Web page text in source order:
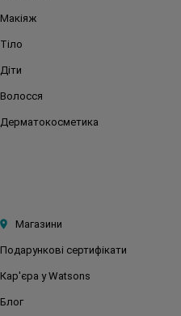
Макіяж
Тіло
Діти
Волосся
Дерматокосметика
Магазини
Подарункові сертифікати
Кар'єра у Watsons
Блог